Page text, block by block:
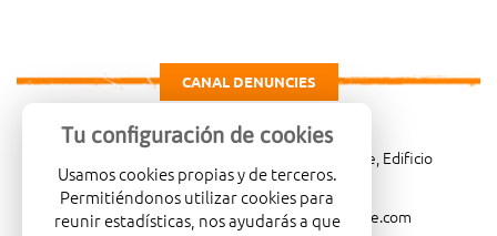
CANAL DENUNCIES
Carretera de Madrid Km. 4, 03007 Alicante, Edificio
Administrativo, planta 3ª
966081001
merca@mercalicante.com
Tu configuración de cookies
Usamos cookies propias y de terceros.
Permitiéndonos utilizar cookies para
reunir estadísticas, nos ayudarás a que